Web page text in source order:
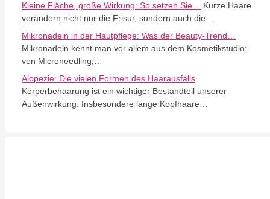
Kleine Fläche, große Wirkung: So setzen Sie…
Kurze Haare
verändern nicht nur die Frisur, sondern auch die…
Mikronadeln in der Hautpflege: Was der Beauty-Trend…
Mikronadeln kennt man vor allem aus dem Kosmetikstudio:
von Microneedling,…
Alopezie: Die vielen Formen des Haarausfalls
Körperbehaarung ist ein wichtiger Bestandteil unserer
Außenwirkung. Insbesondere lange Kopfhaare…